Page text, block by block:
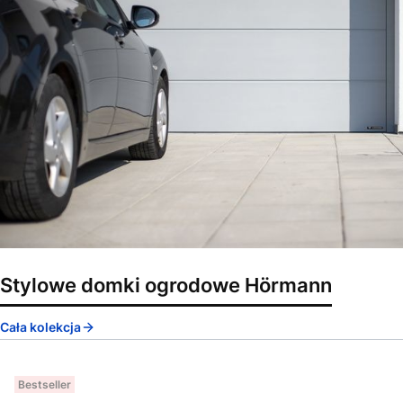
Stylowe domki ogrodowe Hörmann
Cała kolekcja
Bestseller